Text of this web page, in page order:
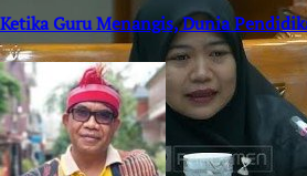
Ketika Guru Menangis, Dunia